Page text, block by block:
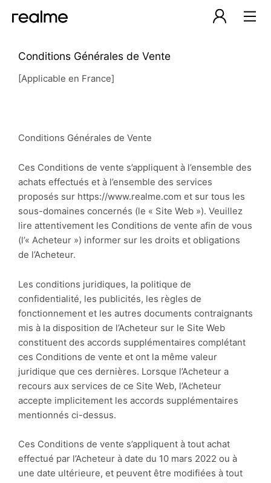
Conditions Générales de Vente
[Applicable en France]
Conditions Générales de Vente
Ces Conditions de vente s’appliquent à l’ensemble des
achats effectués et à l’ensemble des services
proposés sur https://www.realme.com et sur tous les
sous-domaines concernés (le « Site Web »). Veuillez
lire attentivement les Conditions de vente afin de vous
(l’« Acheteur ») informer sur les droits et obligations
de l’Acheteur.
Les conditions juridiques, la politique de
confidentialité, les publicités, les règles de
fonctionnement et les autres documents contraignants
mis à la disposition de l’Acheteur sur le Site Web
constituent des accords supplémentaires complétant
ces Conditions de vente et ont la même valeur
juridique que ces dernières. Lorsque l’Acheteur a
recours aux services de ce Site Web, l’Acheteur
accepte implicitement les accords supplémentaires
mentionnés ci-dessus.
Ces Conditions de vente s’appliquent à tout achat
effectué par l’Acheteur à date du 10 mars 2022 ou à
une date ultérieure, et peuvent être modifiées à tout